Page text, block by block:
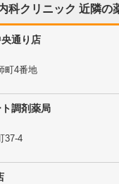
科クリニック 近隣の
通り店
町4番地
調剤薬局
37-4